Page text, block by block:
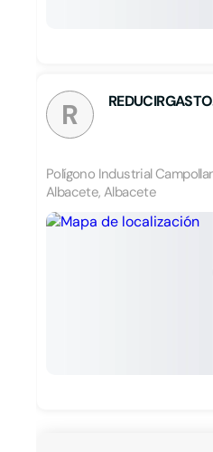
R
Polígono Industrial
Albacete, Albacete